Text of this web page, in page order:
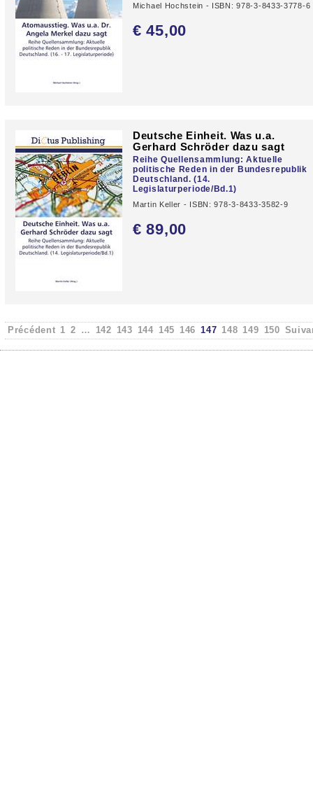
Michael Hochstein - ISBN: 978-3-8433-3778-6
€ 45,00
Deutsche Einheit. Was u.a.
Gerhard Schröder dazu sagt
Reihe Quellensammlung: Aktuelle
politische Reden in der Bundesrepublik
Deutschland. (14.
Legislaturperiode/Bd.1)
Martin Keller - ISBN: 978-3-8433-3582-9
€ 89,00
Précédent 1 2 … 142 143 144 145 146 147 148 149 150